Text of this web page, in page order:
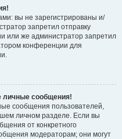
вы не зарегистрированы и/
запретил отправку
или же администратор запретил
конференции для
личные сообщения!
сообщения пользователей,
личном разделе. Если вы
от конкретного
модераторам; они могут